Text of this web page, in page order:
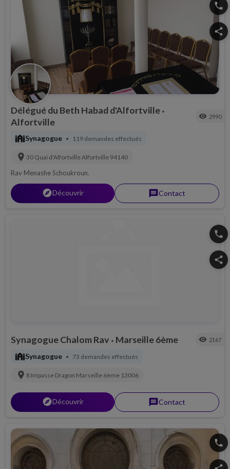
phone
share
Délégué du Beth Habad d'Alfortville •
Alfortville visibility 2990
synagogueSynagogue • 119 demandes effectués
location_on 30 Quai d'Alfortville Alfortville 94140
Rav Menashe Schoukroun.
explorerDécouvrir messageContact
phone
share
Synagogue Chalom Rav • Marseille 6ème visibility 2167
synagogueSynagogue • 73 demandes effectués
location_on 8 Impasse Dragon Marseille 6ème 13006
explorerDécouvrir messageContact
phone